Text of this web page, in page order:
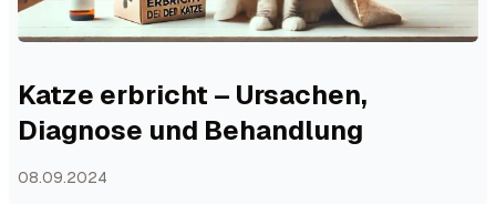
Katze erbricht – Ursachen,
Diagnose und Behandlung
08.09.2024